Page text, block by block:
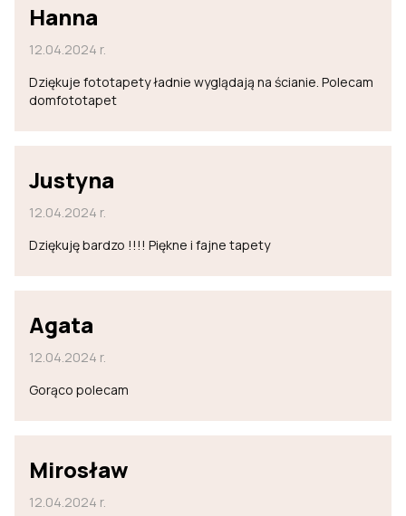
Hanna
12.04.2024 r.
Dziękuje fototapety ładnie wyglądają na ścianie. Polecam
domfototapet
Justyna
12.04.2024 r.
Dziękuję bardzo !!!! Piękne i fajne tapety
Agata
12.04.2024 r.
Gorąco polecam
Mirosław
12.04.2024 r.